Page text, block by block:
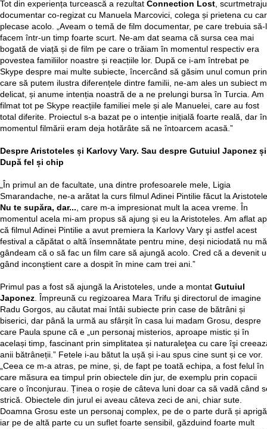
Tot din experiența turcească a rezultat Connection Lost,
documentar co-regizat cu Manuela Marcovici, colega și prietena cu
plecase acolo. „Aveam o temă de film documentar, pe care trebuia să-l
facem într-un timp foarte scurt. Ne-am dat seama că sursa cea mai
bogată de viață și de film pe care o trăiam în momentul respectiv era
povestea familiilor noastre și reacțiile lor. După ce i-am întrebat pe
Skype despre mai multe subiecte, încercând să găsim unul comun prin
care să putem ilustra diferențele dintre familii, ne-am ales un subiect
delicat, și anume intenția noastră de a ne prelungi bursa în Turcia. Am
filmat tot pe Skype reacțiile familiei mele și ale Manuelei, care au fost
total diferite. Proiectul s-a bazat pe o intenție inițială foarte reală, dar în
momentul filmării eram deja hotărâte să ne întoarcem acasă.”
Despre Aristoteles și Karlovy Vary. Sau despre Gutuiul Japonez și
După fel și chip
„În primul an de facultate, una dintre profesoarele mele, Ligia
Smarandache, ne-a arătat la curs filmul Adinei Pintilie făcut la
Nu te supăra, dar..., care m-a impresionat mult la acea vreme. În
momentul acela mi-am propus să ajung și eu la Aristoteles. Am aflat
că filmul Adinei Pintilie a avut premiera la Karlovy Vary şi astfel acest
festival a căpătat o altă însemnătate pentru mine, deși niciodată nu mă
gândeam că o să fac un film care să ajungă acolo. Cred că a devenit
gând inconştient care a dospit în mine cam trei ani.”
Primul pas a fost să ajungă la Aristoteles, unde a montat Gutuiul
Japonez. Împreună cu regizoarea Mara Trifu şi directorul de imagine
Radu Gorgos, au căutat mai întâi subiecte prin case de bătrâni și
biserici, dar până la urmă au sfârșit în casa lui madam Grosu, despre
care Paula spune că e „un personaj misterios, aproape mistic și în
același timp, fascinant prin simplitatea și naturaleţea cu care îşi
anii bătrâneții.” Fetele i-au bătut la ușă și i-au spus cine sunt și ce vor.
„Ceea ce m-a atras, pe mine, și, de fapt pe toată echipa, a fost felul în
care măsura ea timpul prin obiectele din jur, de exemplu prin copacii
care o înconjurau. Ținea o roșie de câteva luni doar ca să vadă când
strică. Obiectele din jurul ei aveau câteva zeci de ani, chiar sute.
Doamna Grosu este un personaj complex, pe de o parte dură și
iar pe de altă parte cu un suflet foarte sensibil, găzduind foarte mult